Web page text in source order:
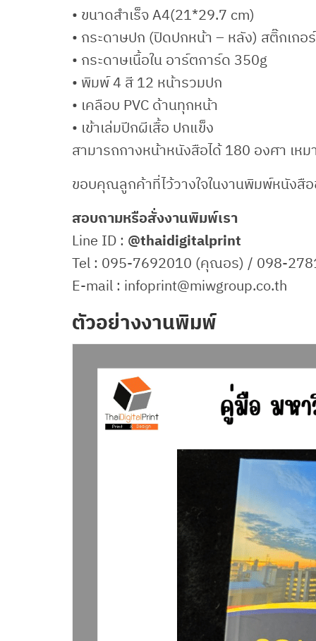
• ขนาดสำเร็จ A4(21*29.7 cm)
• กระดาษปก (ปิดปกหน้า – หลัง) สติ๊กเกอ
• กระดาษเนื้อใน อาร์ตการ์ด 350g
• พิมพ์ 4 สี 12 หน้ารวมปก
• เคลือบ PVC ด้านทุกหน้า
• เข้าเล่มปีกผีเสื้อ ปกแข็ง
สามารถกางหน้าหนังสือได้ 180 องศา เห
ขอบคุณลูกค้าที่ไว้วางใจในงานพิมพ์หนังสื
สอบถามหรือสั่งงานพิมพ์เรา
Line ID : @thaidigitalprint
Tel : 095-7692010 (คุณอร) / 098-
E-mail : infoprint@miwgroup.co.th
ตัวอย่างงานพิมพ์